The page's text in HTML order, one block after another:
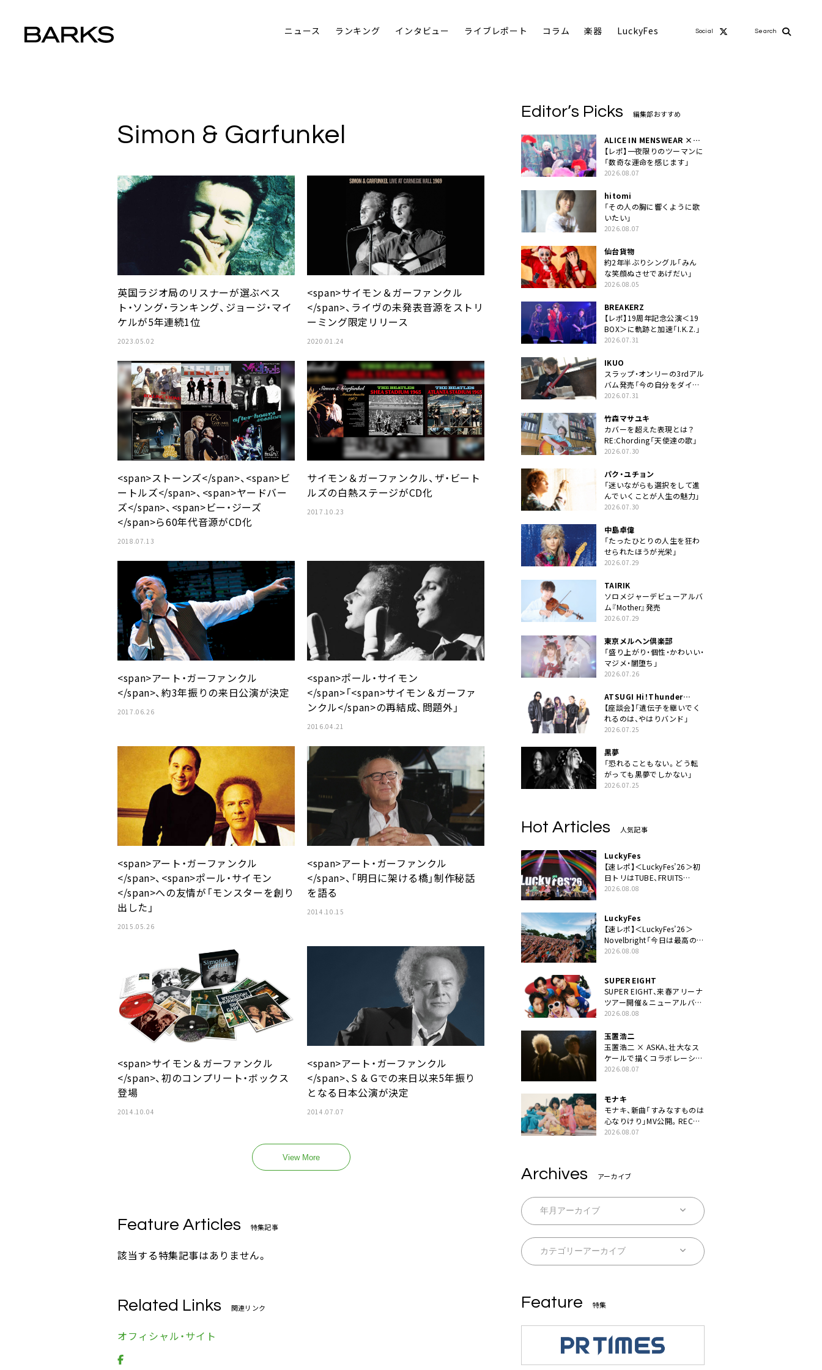
ニュース ランキング インタビュー ライブレポート コラム 楽器 LuckyFes Social Search
Simon & Garfunkel
英国ラジオ局のリスナーが選ぶベス
ト・ソング・ランキング、ジョージ・マイ
ケルが5年連続1位
2023.05.02
<span>サイモン＆ガーファンクル
</span>、ライヴの未発表音源をストリ
ーミング限定リリース
2020.01.24
<span>ストーンズ</span>、<span>ビ
ートルズ</span>、<span>ヤードバー
ズ</span>、<span>ビー・ジーズ
</span>ら60年代音源がCD化
2018.07.13
サイモン＆ガーファンクル、ザ・ビート
ルズの白熱ステージがCD化
2017.10.23
<span>アート・ガーファンクル
</span>、約3年振りの来日公演が決定
2017.06.26
<span>ポール・サイモン
</span>「<span>サイモン＆ガーファ
ンクル</span>の再結成、問題外」
2016.04.21
<span>アート・ガーファンクル
</span>、<span>ポール・サイモン
</span>への友情が「モンスターを創り
出した」
2015.05.26
<span>アート・ガーファンクル
</span>、「明日に架ける橋」制作秘話
を語る
2014.10.15
<span>サイモン＆ガーファンクル
</span>、初のコンプリート・ボックス
登場
2014.10.04
<span>アート・ガーファンクル
</span>、S & Gでの来日以来5年振り
となる日本公演が決定
2014.07.07
View More
Feature Articles 特集記事
該当する特集記事はありません。
Related Links 関連リンク
オフィシャル・サイト
Editor’s Picks 編集部おすすめ
ALICE IN MENSWEAR ×
MASCHERA
【レポ】一夜限りのツーマンに
「数奇な運命を感じます」
2026.08.07
hitomi
「その人の胸に響くように歌
いたい」
2026.08.07
仙台貨物
約2年半ぶりシングル「みん
な笑顔ぬさせであげだい」
2026.08.05
BREAKERZ
【レポ】19周年記念公演＜19
BOX＞に軌跡と加速「I.K.Z.」
2026.07.31
IKUO
スラップ・オンリーの3rdアル
バム発売「今の自分をダイレ
クトに」
2026.07.31
竹森マサユキ
カバーを超えた表現とは？
RE:Chording「天使達の歌」
2026.07.30
パク・ユチョン
「迷いながらも選択をして進
んでいくことが人生の魅力」
2026.07.30
中島卓偉
「たったひとりの人生を狂わ
せられたほうが光栄」
2026.07.29
TAIRIK
ソロメジャーデビューアルバ
ム『Mother』発売
2026.07.29
東京メルヘン倶楽部
「盛り上がり・個性・かわいい・
マジメ・闇堕ち」
2026.07.26
ATSUGI Hi！Thunder
Rock Festival
【座談会】「遺伝子を継いでく
れるのは、やはりバンド」
2026.07.25
黒夢
「恐れることもない。どう転
がっても黒夢でしかない」
2026.07.25
Hot Articles 人気記事
LuckyFes
【速レポ】＜LuckyFes’26＞初
日トリはTUBE、FRUITS
ZIPPERや綾小路翔、鬼龍院翔
うだい」
2026.08.08
LuckyFes
【速レポ】＜LuckyFes’26＞
Novelbright「今日は最高のフ
ェス日和。最高の休日を、最
2026.08.08
SUPER EIGHT
SUPER EIGHT、来春アリーナ
ツアー開催＆ニューアルバム
発売決定げるEP『ダンダー
2026.08.08
玉置浩二
玉置浩二 × ASKA、壮大なス
ケールで描くコラボレーショ
ン曲「音銀河」リリース決定。
2026.08.07
モナキ
モナキ、新曲「すみなすものは
心なりけり」MV公開。RECの
ギターにEvery Little Thing・
2026.08.07
Archives アーカイブ
Feature 特集